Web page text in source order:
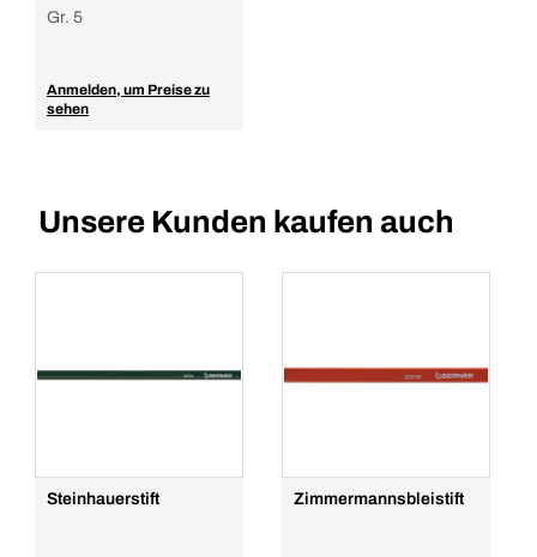
Gr. 5
Anmelden, um Preise zu
sehen
Unsere Kunden kaufen auch
Steinhauerstift Zimmermannsbleistift